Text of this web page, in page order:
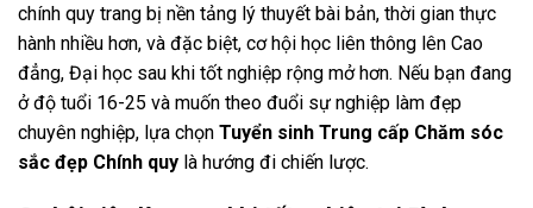
chính quy trang bị nền tảng lý thuyết bài bản, thời gian thực
hành nhiều hơn, và đặc biệt, cơ hội học liên thông lên Cao
đẳng, Đại học sau khi tốt nghiệp rộng mở hơn. Nếu bạn đang
ở độ tuổi 16-25 và muốn theo đuổi sự nghiệp làm đẹp
chuyên nghiệp, lựa chọn Tuyển sinh Trung cấp Chăm sóc
sắc đẹp Chính quy là hướng đi chiến lược.